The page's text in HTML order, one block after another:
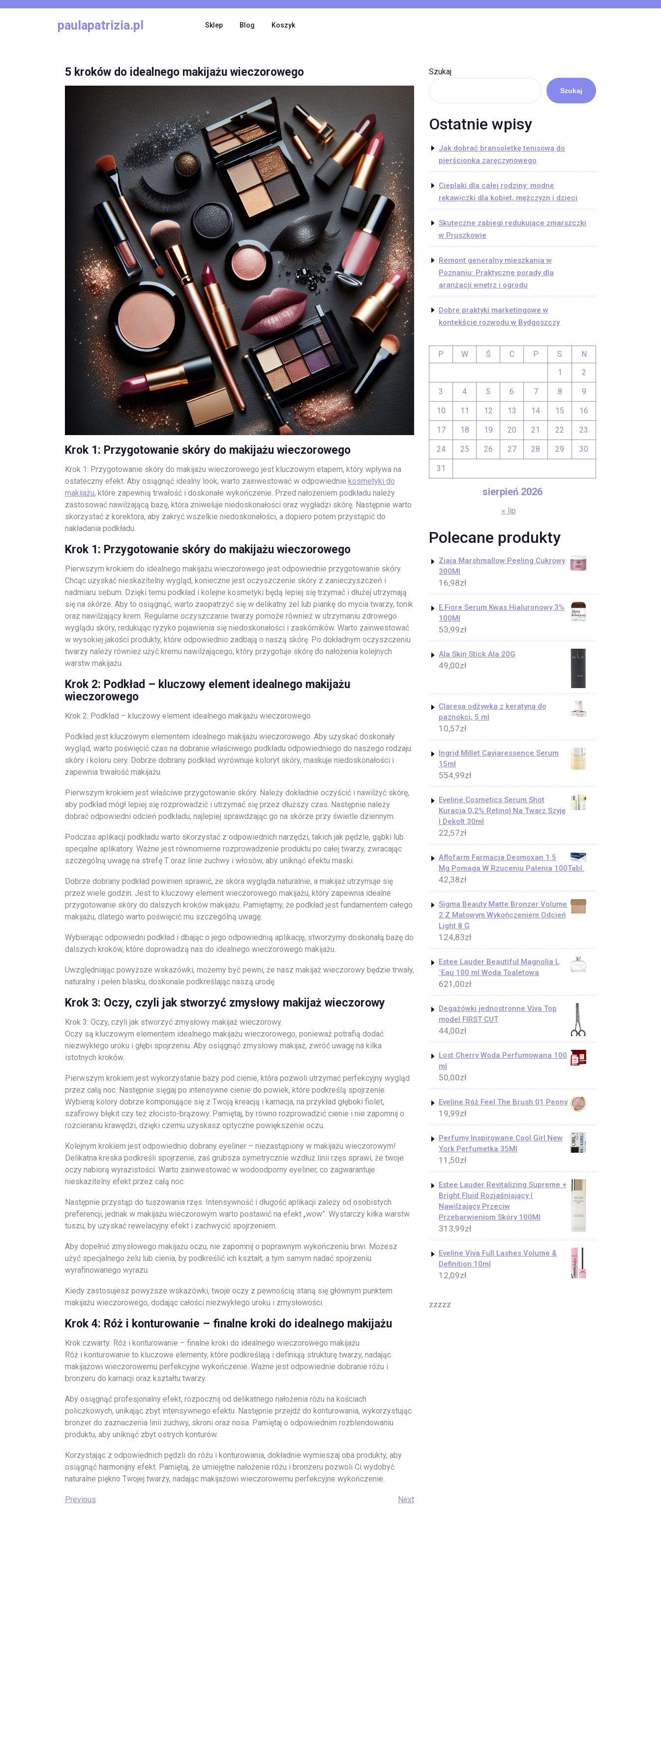
paulapatrizia.pl Sklep Blog Koszyk
5 kroków do idealnego makijażu wieczorowego
Krok 1: Przygotowanie skóry do makijażu wieczorowego
Krok 1: Przygotowanie skóry do makijażu wieczorowego jest kluczowym etapem, który wpływa na
ostateczny efekt. Aby osiągnąć idealny look, warto zainwestować w odpowiednie kosmetyki do
makijażu, które zapewnią trwałość i doskonałe wykończenie. Przed nałożeniem podkładu należy
zastosować nawilżającą bazę, która zniweluje niedoskonałości oraz wygładzi skórę. Następnie warto
skorzystać z korektora, aby zakryć wszelkie niedoskonałości, a dopiero potem przystąpić do
nakładania podkładu.
Krok 1: Przygotowanie skóry do makijażu wieczorowego
Pierwszym krokiem do idealnego makijażu wieczorowego jest odpowiednie przygotowanie skóry.
Chcąc uzyskać nieskazitelny wygląd, konieczne jest oczyszczenie skóry z zanieczyszczeń i
nadmiaru sebum. Dzięki temu podkład i kolejne kosmetyki będą lepiej się trzymać i dłużej utrzymają
się na skórze. Aby to osiągnąć, warto zaopatrzyć się w delikatny żel lub piankę do mycia twarzy, tonik
oraz nawilżający krem. Regularne oczyszczanie twarzy pomoże również w utrzymaniu zdrowego
wyglądu skóry, redukując ryzyko pojawienia się niedoskonałości i zaskórników. Warto zainwestować
w wysokiej jakości produkty, które odpowiednio zadbają o naszą skórę. Po dokładnym oczyszczeniu
twarzy należy również użyć kremu nawilżającego, który przygotuje skórę do nałożenia kolejnych
warstw makijażu.
Krok 2: Podkład – kluczowy element idealnego makijażu
wieczorowego
Krok 2: Podkład – kluczowy element idealnego makijażu wieczorowego
Podkład jest kluczowym elementem idealnego makijażu wieczorowego. Aby uzyskać doskonały
wygląd, warto poświęcić czas na dobranie właściwego podkładu odpowiedniego do naszego rodzaju
skóry i koloru cery. Dobrze dobrany podkład wyrównuje koloryt skóry, maskuje niedoskonałości i
zapewnia trwałość makijażu.
Pierwszym krokiem jest właściwe przygotowanie skóry. Należy dokładnie oczyścić i nawilżyć skórę,
aby podkład mógł lepiej się rozprowadzić i utrzymać się przez dłuższy czas. Następnie należy
dobrać odpowiedni odcień podkładu, najlepiej sprawdzając go na skórze przy świetle dziennym.
Podczas aplikacji podkładu warto skorzystać z odpowiednich narzędzi, takich jak pędzle, gąbki lub
specjalne aplikatory. Ważne jest równomierne rozprowadzenie produktu po całej twarzy, zwracając
szczególną uwagę na strefę T oraz linie żuchwy i włosów, aby uniknąć efektu maski.
Dobrze dobrany podkład powinien sprawić, że skóra wygląda naturalnie, a makijaż utrzymuje się
przez wiele godzin. Jest to kluczowy element wieczorowego makijażu, który zapewnia idealne
przygotowanie skóry do dalszych kroków makijażu. Pamiętajmy, że podkład jest fundamentem całego
makijażu, dlatego warto poświęcić mu szczególną uwagę.
Wybierając odpowiedni podkład i dbając o jego odpowiednią aplikację, stworzymy doskonałą bazę do
dalszych kroków, które doprowadzą nas do idealnego wieczorowego makijażu.
Uwzględniając powyższe wskazówki, możemy być pewni, że nasz makijaż wieczorowy będzie trwały,
naturalny i pełen blasku, doskonale podkreślając naszą urodę.
Krok 3: Oczy, czyli jak stworzyć zmysłowy makijaż wieczorowy
Krok 3: Oczy, czyli jak stworzyć zmysłowy makijaż wieczorowy.
Oczy są kluczowym elementem idealnego makijażu wieczorowego, ponieważ potrafią dodać
niezwykłego uroku i głębi spojrzeniu. Aby osiągnąć zmysłowy makijaż, zwróć uwagę na kilka
istotnych kroków.
Pierwszym krokiem jest wykorzystanie bazy pod cienie, która pozwoli utrzymać perfekcyjny wygląd
przez całą noc. Następnie sięgaj po intensywne cienie do powiek, które podkreślą spojrzenie.
Wybieraj kolory dobrze komponujące się z Twoją kreacją i karnacja, na przykład głęboki fiolet,
szafirowy błękit czy też złocisto-brązowy. Pamiętaj, by równo rozprowadzić cienie i nie zapomnij o
rozcieraniu krawędzi, dzięki czemu uzyskasz optyczne powiększenie oczu.
Kolejnym krokiem jest odpowiednio dobrany eyeliner – niezastąpiony w makijażu wieczorowym!
Delikatna kreska podkreśli spojrzenie, zaś grubsza symetrycznie wzdłuż linii rzęs sprawi, że twoje
oczy nabiorą wyrazistości. Warto zainwestować w wodoodporny eyeliner, co zagwarantuje
nieskazitelny efekt przez całą noc.
Następnie przystąp do tuszowania rzęs. Intensywność i długość aplikacji zależy od osobistych
preferencji, jednak w makijażu wieczorowym warto postawić na efekt „wow”. Wystarczy kilka warstw
tuszu, by uzyskać rewelacyjny efekt i zachwycić spojrzeniem.
Aby dopełnić zmysłowego makijażu oczu, nie zapomnij o poprawnym wykończeniu brwi. Możesz
użyć specjalnego żelu lub cienia, by podkreślić ich kształt, a tym samym nadać spojrzeniu
wyrafinowanego wyrazu.
Kiedy zastosujesz powyższe wskazówki, twoje oczy z pewnością staną się głównym punktem
makijażu wieczorowego, dodając całości niezwykłego uroku i zmysłowości.
Krok 4: Róż i konturowanie – finalne kroki do idealnego makijażu
Krok czwarty: Róż i konturowanie – finalne kroki do idealnego wieczorowego makijażu
Róż i konturowanie to kluczowe elementy, które podkreślają i definiują strukturę twarzy, nadając
makijażowi wieczorowemu perfekcyjne wykończenie. Ważne jest odpowiednie dobranie różu i
bronzeru do karnacji oraz kształtu twarzy.
Aby osiągnąć profesjonalny efekt, rozpocznij od delikatnego nałożenia różu na kościach
policzkowych, unikając zbyt intensywnego efektu. Następnie przejdź do konturowania, wykorzystując
bronzer do zaznaczenia linii żuchwy, skroni oraz nosa. Pamiętaj o odpowiednim rozblendowaniu
produktu, aby uniknąć zbyt ostrych konturów.
Korzystając z odpowiednich pędzli do różu i konturowania, dokładnie wymieszaj oba produkty, aby
osiągnąć harmonijny efekt. Pamiętaj, że umiejętne nałożenie różu i bronzeru pozwoli Ci wydobyć
naturalne piękno Twojej twarzy, nadając makijażowi wieczorowemu perfekcyjne wykończenie.
Nawigacja
Previous
Previous
Next
Next
Szukaj
Szukaj
Ostatnie wpisy
Jak dobrać bransoletkę tenisową do
pierścionka zaręczynowego
Cieplaki dla całej rodziny: modne
rękawiczki dla kobiet, mężczyzn i dzieci
Skuteczne zabiegi redukujące zmarszczki
w Pruszkowie
Remont generalny mieszkania w
Poznaniu: Praktyczne porady dla
aranżacji wnętrz i ogrodu
Dobre praktyki marketingowe w
kontekście rozwodu w Bydgoszczy
sierpień 2026
P W Ś C P S
N
1
2
3 4 5 6 7 8 9
10 11 12 13 14 15 16
17 18 19 20 21 22 23
24 25 26 27 28 29 30
31
« lip
Polecane produkty
Ziaja Marshmallow Peeling Cukrowy
300Ml
16,98zł
E Fiore Serum Kwas Hialuronowy 3%
100Ml
53,99zł
Ala Skin Stick Ala 20G
49,00zł
Claresa odżywka z keratyną do
paznokci, 5 ml
10,57zł
Ingrid Millet Caviaressence Serum
15ml
554,99zł
Eveline Cosmetics Serum Shot
Kuracja 0,2% Retinol Na Twarz Szyję
I Dekolt 30ml
22,57zł
Aflofarm Farmacja Desmoxan 1 5
Mg Pomaga W Rzuceniu Palenia 100Tabl.
42,38zł
Sigma Beauty Matte Bronzer Volume
2 Z Matowym Wykończeniem Odcień
Light 8 G
124,83zł
Estee Lauder Beautiful Magnolia L
´Eau 100 ml Woda Toaletowa
621,00zł
Degażówki jednostronne Viva Top
model FIRST CUT
44,00zł
Lost Cherry Woda Perfumowana 100
ml
50,00zł
Eveline Róż Feel The Brush 01 Peony
19,99zł
Perfumy Inspirowane Cool Girl New
York Perfumetka 35Ml
11,50zł
Estee Lauder Revitalizing Supreme +
Bright Fluid Rozjaśniający I
Nawilżający Przeciw
Przebarwieniom Skóry 100Ml
313,99zł
Eveline Viva Full Lashes Volume &
Definition 10ml
12,09zł
zzzzz